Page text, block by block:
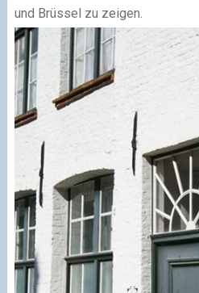
und Brüssel zu zeigen.